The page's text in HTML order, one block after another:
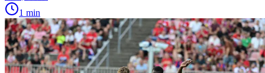
1 min